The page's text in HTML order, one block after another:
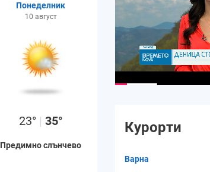
Понеделник
10 август
23° | 35°
Предимно слънчево
Курорти
Варна